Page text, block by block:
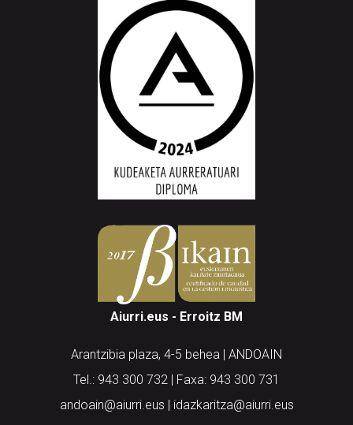
Aiurri.eus - Erroitz BM
Arantzibia plaza, 4-5 behea | ANDOAIN
Tel.: 943 300 732 | Faxa: 943 300 731
andoain@aiurri.eus | idazkaritza@aiurri.eus